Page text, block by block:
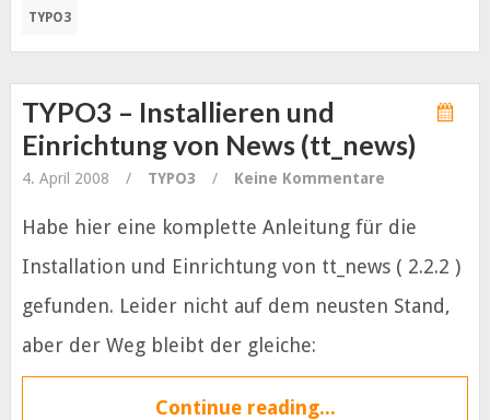
TYPO3
TYPO3 – Installieren und
Einrichtung von News (tt_news)
4. April 2008 / TYPO3 / Keine Kommentare
Habe hier eine komplette Anleitung für die
Installation und Einrichtung von tt_news ( 2.2.2 )
gefunden. Leider nicht auf dem neusten Stand,
aber der Weg bleibt der gleiche:
Continue reading...